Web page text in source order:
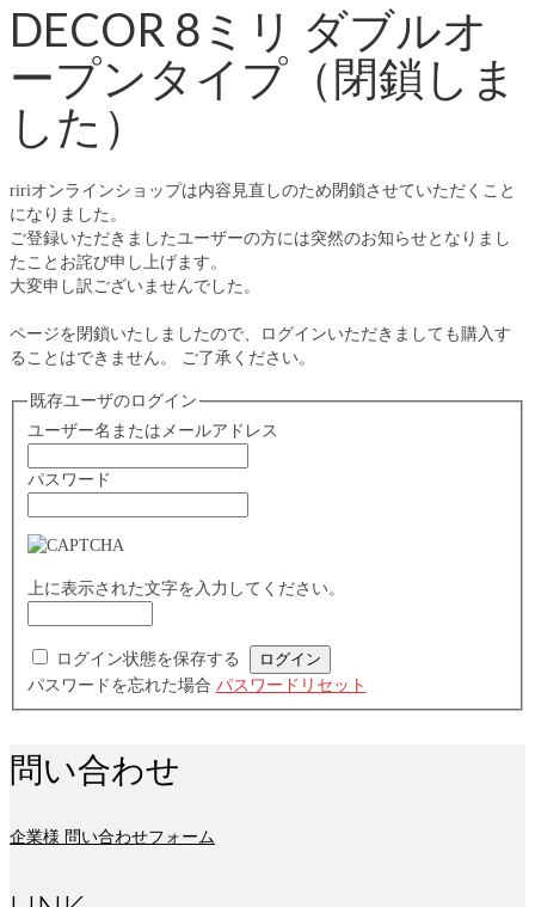
DECOR 8ミリ ダブルオ
ープンタイプ（閉鎖しま
した）
ririオンラインショップは内容見直しのため閉鎖させていただくこと
になりました。
ご登録いただきましたユーザーの方には突然のお知らせとなりまし
たことお詫び申し上げます。
大変申し訳ございませんでした。
ページを閉鎖いたしましたので、ログインいただきましても購入す
ることはできません。 ご了承ください。
既存ユーザのログイン
ユーザー名またはメールアドレス
パスワード
上に表示された文字を入力してください。
ログイン状態を保存する
パスワードを忘れた場合 パスワードリセット
問い合わせ
企業様 問い合わせフォーム